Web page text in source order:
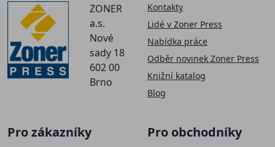
ZONER
a.s.
Nové
sady 18
602 00
Brno
Kontakty
Lidé v Zoner Press
Nabídka práce
Odběr novinek Zoner Press
Knižní katalog
Blog
Pro zákazníky Pro obchodníky